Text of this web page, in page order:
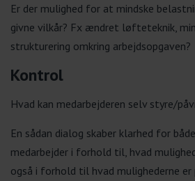
Er der mulighed for at mindske
givne vilkår? Fx ændret løfteteknik,
strukturering omkring arbejdsopgaven?
Kontrol
Hvad kan medarbejderen selv styre/
En sådan dialog skaber klarhed for
medarbejder i forhold til, hvad
også i forhold til hvad mulighederne er